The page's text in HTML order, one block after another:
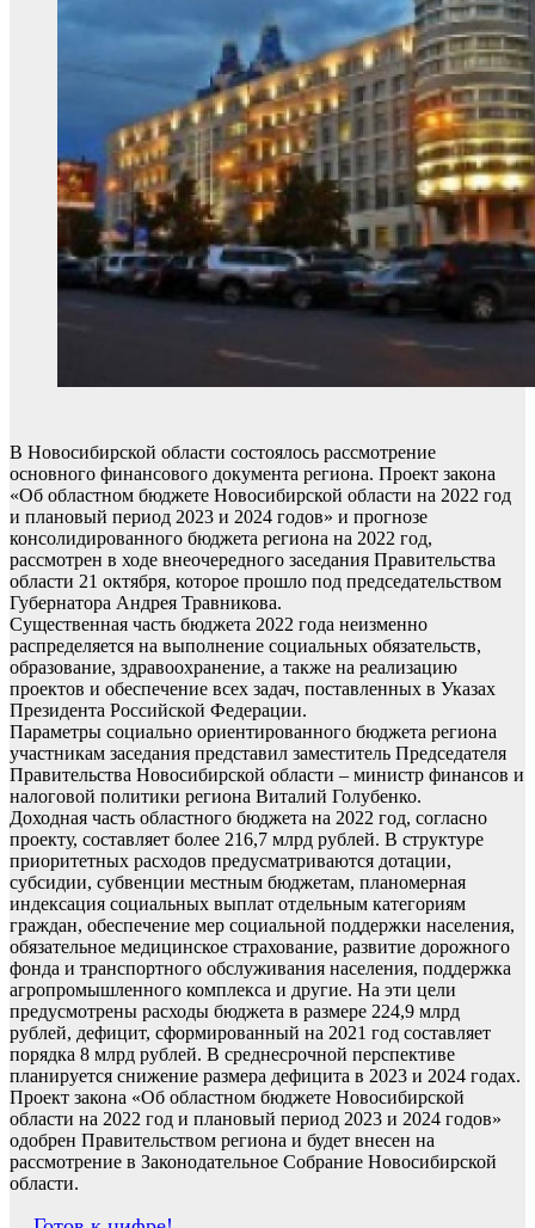
В Новосибирской области состоялось рассмотрение
основного финансового документа региона. Проект закона
«Об областном бюджете Новосибирской области на 2022 год
и плановый период 2023 и 2024 годов» и прогнозе
консолидированного бюджета региона на 2022 год,
рассмотрен в ходе внеочередного заседания Правительства
области 21 октября, которое прошло под председательством
Губернатора Андрея Травникова.
Существенная часть бюджета 2022 года неизменно
распределяется на выполнение социальных обязательств,
образование, здравоохранение, а также на реализацию
проектов и обеспечение всех задач, поставленных в Указах
Президента Российской Федерации.
Параметры социально ориентированного бюджета региона
участникам заседания представил заместитель Председателя
Правительства Новосибирской области – министр финансов и
налоговой политики региона Виталий Голубенко.
Доходная часть областного бюджета на 2022 год, согласно
проекту, составляет более 216,7 млрд рублей. В структуре
приоритетных расходов предусматриваются дотации,
субсидии, субвенции местным бюджетам, планомерная
индексация социальных выплат отдельным категориям
граждан, обеспечение мер социальной поддержки населения,
обязательное медицинское страхование, развитие дорожного
фонда и транспортного обслуживания населения, поддержка
агропромышленного комплекса и другие. На эти цели
предусмотрены расходы бюджета в размере 224,9 млрд
рублей, дефицит, сформированный на 2021 год составляет
порядка 8 млрд рублей. В среднесрочной перспективе
планируется снижение размера дефицита в 2023 и 2024 годах.
Проект закона «Об областном бюджете Новосибирской
области на 2022 год и плановый период 2023 и 2024 годов»
одобрен Правительством региона и будет внесен на
рассмотрение в Законодательное Собрание Новосибирской
области.